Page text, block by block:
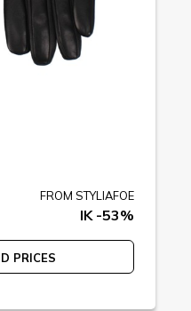
FROM STYLIAFOE
IK -53%
PRICES